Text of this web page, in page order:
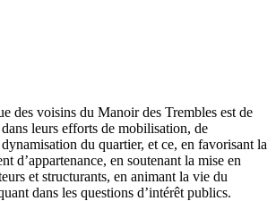
des voisins du Manoir des Trembles est de
leurs efforts de mobilisation, de
du quartier, et ce, en favorisant la
d’appartenance, en soutenant la mise en
et structurants, en animant la vie du
dans les questions d’intérêt publics.